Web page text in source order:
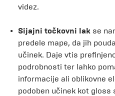
videz.
Sijajni točkovni lak se
predele mape, da jih
učinek. Daje vtis
podrobnosti ter lahko
informacije ali oblikovne
podoben učinek kot gloss